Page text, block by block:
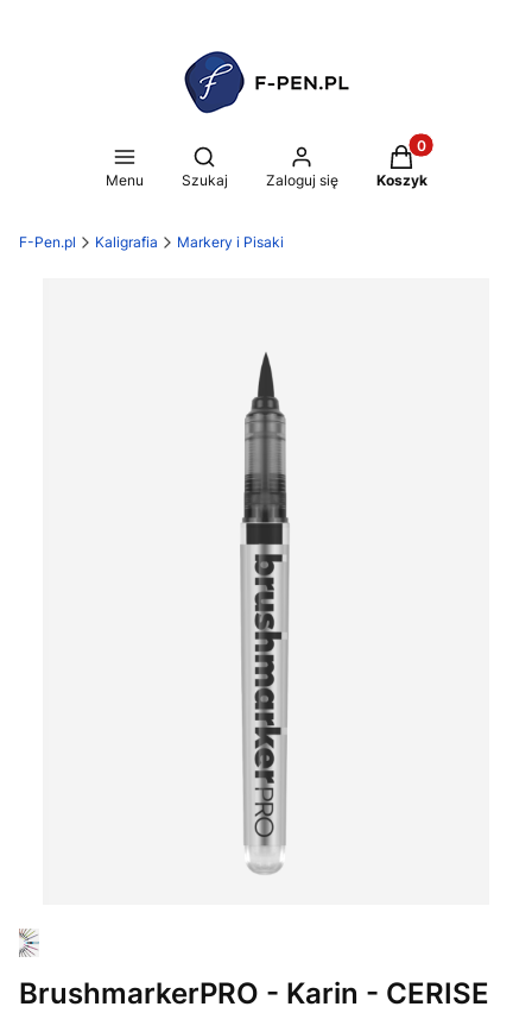
Menu
Otwórz wyszukiwarkę
Szukaj Zaloguj się
Produkty w
Koszyk
F-Pen.pl Kaligrafia Markery i Pisaki
BrushmarkerPRO - Karin - CERISE